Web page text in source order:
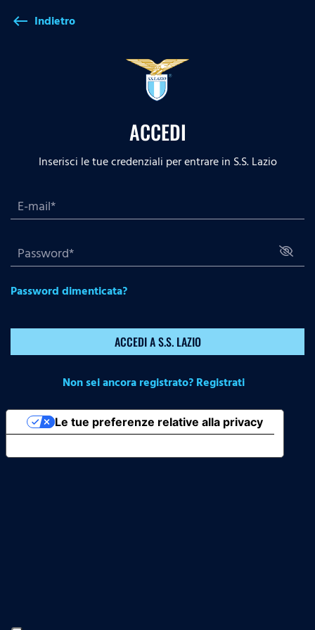
west Indietro
ACCEDI
Inserisci le tue credenziali per entrare in S.S. Lazio
Password dimenticata?
ACCEDI A S.S. LAZIO
Non sei ancora registrato? Registrati
Le tue preferenze relative alla privacy